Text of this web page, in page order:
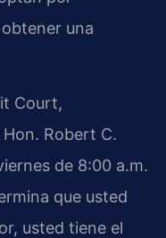
una
Court,
Robert C.
de 8:00 a.m.
que usted
usted tiene el